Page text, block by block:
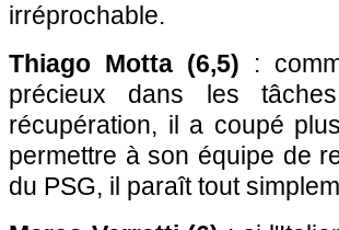
irréprochable.
Thiago Motta (6,5) :
précieux dans les
récupération, il a coupé
permettre à son équipe de
du PSG, il paraît tout